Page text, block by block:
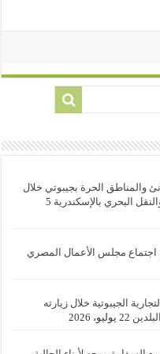
والمناطق الحرة بجيبوتي خلال
البحري بالإسكندرية 5
اجتماع مجلس الأعمال المصري
الجيبوتية خلال زيارته
22 يوليو، 2026